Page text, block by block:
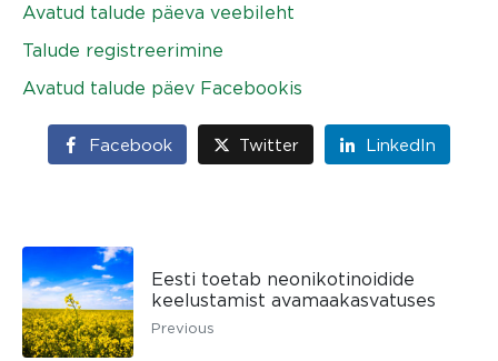
Avatud talude päeva veebileht
Talude registreerimine
Avatud talude päev Facebookis
Facebook Twitter LinkedIn
Eesti toetab neonikotinoidide
keelustamist avamaakasvatuses
Previous